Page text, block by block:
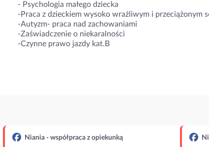
- Psychologia małego dziecka
-Praca z dzieckiem wysoko wrażliwym i przeciążonym
-Autyzm- praca nad zachowaniami
-Zaświadczenie o niekaralności
-Czynne prawo jazdy kat.B
Niania - współpraca z opiekunką